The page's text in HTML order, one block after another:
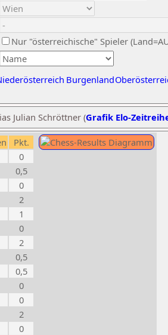
Nur "österreichische" Spieler
Burgenland
Julian Schröttner (Grafik Elo-
Pkt.
0
0,5
0
2
1
0
2
0,5
0,5
0
0
2
0